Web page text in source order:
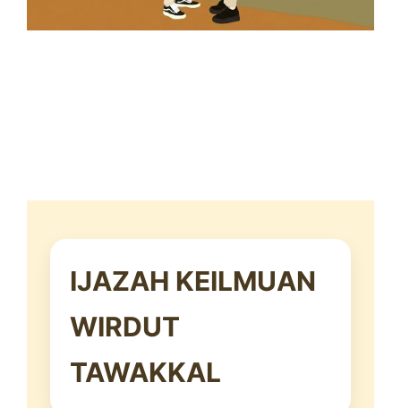
IJAZAH KEILMUAN
WIRDUT
TAWAKKAL